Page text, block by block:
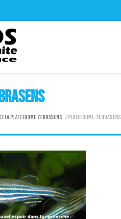
la plateforme ZebraSens. /plateforme-zebrasens